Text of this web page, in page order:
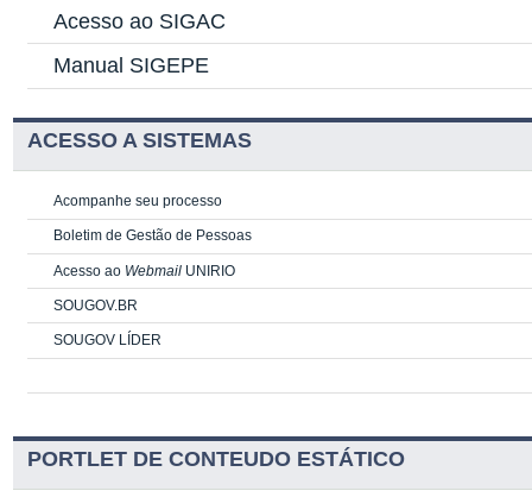
Acesso ao SIGAC
Manual SIGEPE
ACESSO A SISTEMAS
Acompanhe seu processo
Boletim de Gestão de Pessoas
Acesso ao Webmail UNIRIO
SOUGOV.BR
SOUGOV LÍDER
PORTLET DE CONTEUDO ESTÁTICO